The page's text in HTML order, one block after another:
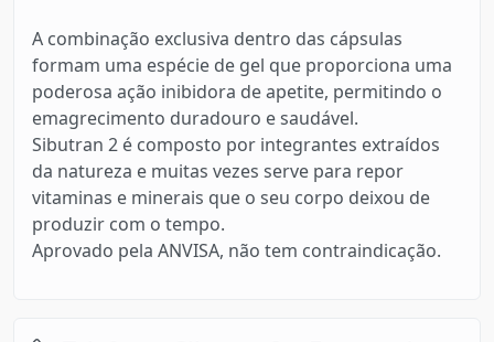
A combinação exclusiva dentro das cápsulas
formam uma espécie de gel que proporciona uma
poderosa ação inibidora de apetite, permitindo o
emagrecimento duradouro e saudável.
Sibutran 2 é composto por integrantes extraídos
da natureza e muitas vezes serve para repor
vitaminas e minerais que o seu corpo deixou de
produzir com o tempo.
Aprovado pela ANVISA, não tem contraindicação.